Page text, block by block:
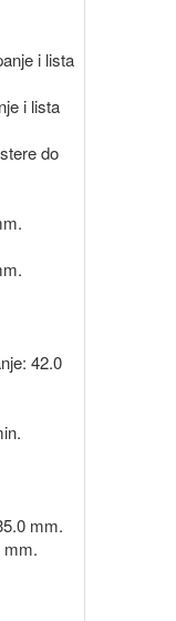
i lista
i lista
do
42.0
mm.
mm.